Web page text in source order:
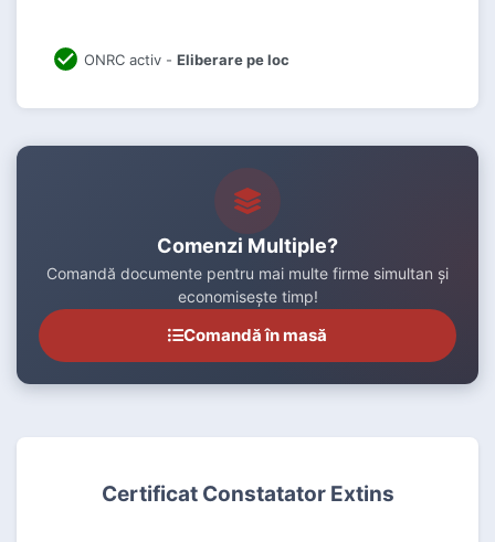
ONRC activ - Eliberare pe loc
Comenzi Multiple?
Comandă documente pentru mai multe firme simultan și
economisește timp!
Comandă în masă
Certificat Constatator Extins